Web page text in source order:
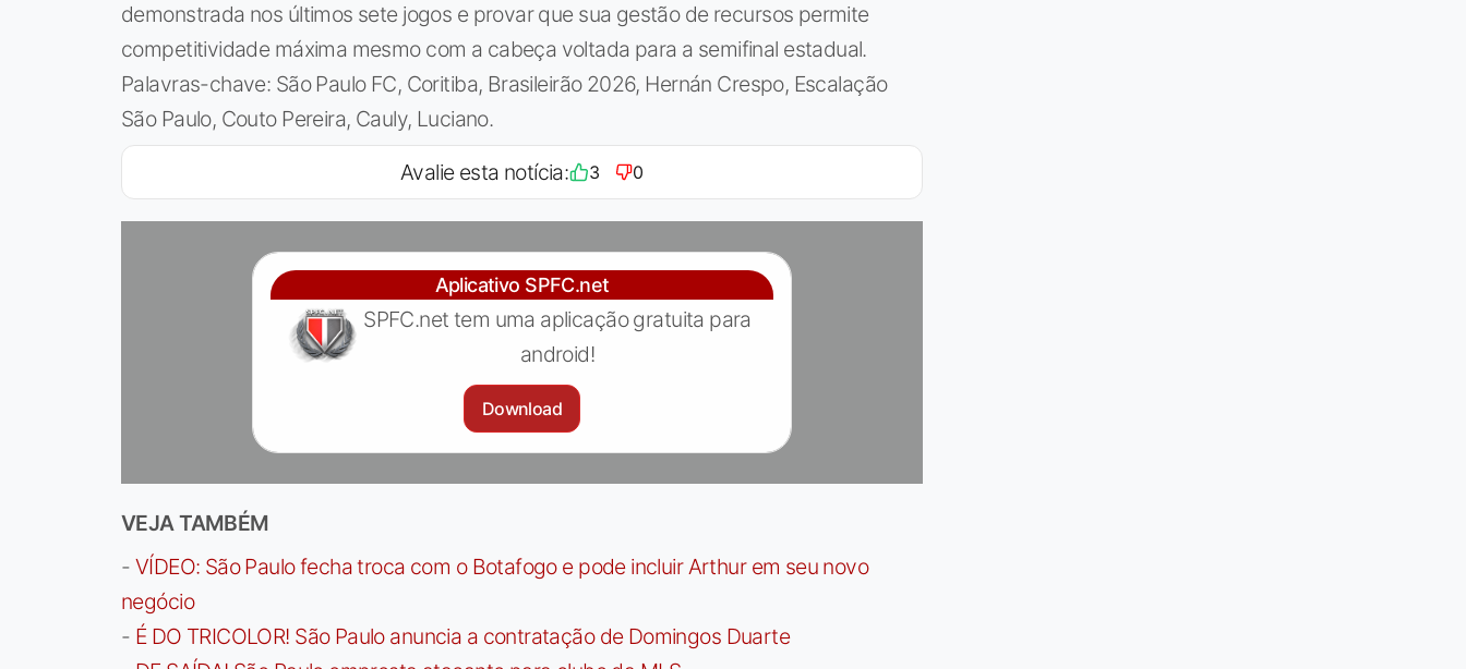
demonstrada nos últimos sete jogos e provar que sua gestão de recursos permite
competitividade máxima mesmo com a cabeça voltada para a semifinal estadual.
Palavras-chave: São Paulo FC, Coritiba, Brasileirão 2026, Hernán Crespo, Escalação
São Paulo, Couto Pereira, Cauly, Luciano.
Avalie esta notícia: 3 0
Aplicativo SPFC.net
SPFC.net tem uma aplicação gratuita para
android!
Download
VEJA TAMBÉM
- VÍDEO: São Paulo fecha troca com o Botafogo e pode incluir Arthur em seu novo
negócio
- É DO TRICOLOR! São Paulo anuncia a contratação de Domingos Duarte